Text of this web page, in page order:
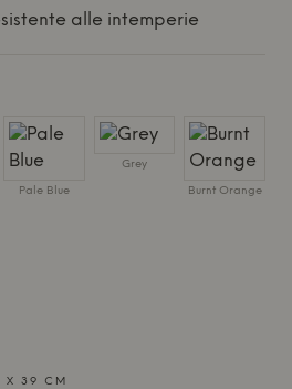
alle intemperie
Pale Blue
Grey
Burnt Orange
X 39 CM